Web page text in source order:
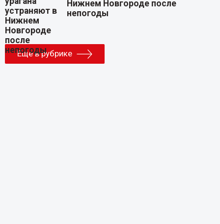
Нижнем Новгороде после
непогоды
Еще в рубрике